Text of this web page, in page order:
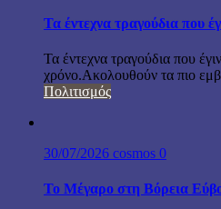
Τα έντεχνα τραγούδια που
Τα έντεχνα τραγούδια που
χρόνο.Ακολουθούν τα πιο
Πολιτισμός
30/07/2026 cosmos 0
Το Μέγαρο στη Βόρεια